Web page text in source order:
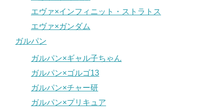
エヴァ×インフィニット・ストラトス
エヴァ×ガンダム
ガルパン
ガルパン×ギャル子ちゃん
ガルパン×ゴルゴ13
ガルパン×チャー研
ガルパン×プリキュア